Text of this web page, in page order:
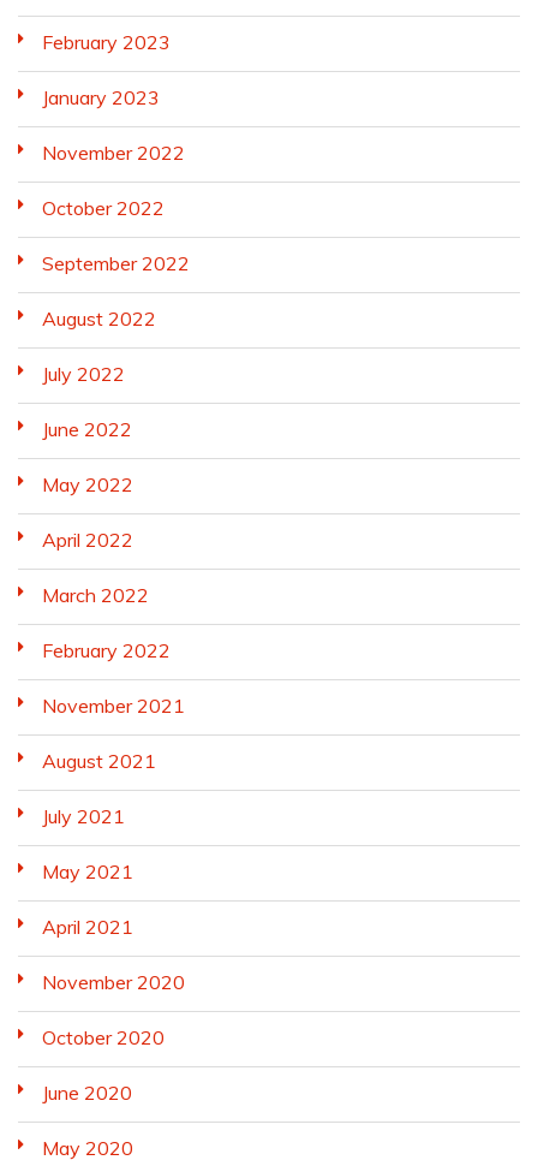
February 2023
January 2023
November 2022
October 2022
September 2022
August 2022
July 2022
June 2022
May 2022
April 2022
March 2022
February 2022
November 2021
August 2021
July 2021
May 2021
April 2021
November 2020
October 2020
June 2020
May 2020